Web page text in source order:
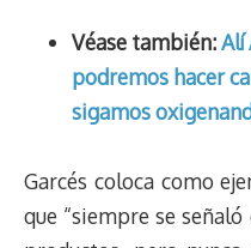
Véase también:Alí
podremos hacer
sigamos
Garcés coloca como
que “siempre se